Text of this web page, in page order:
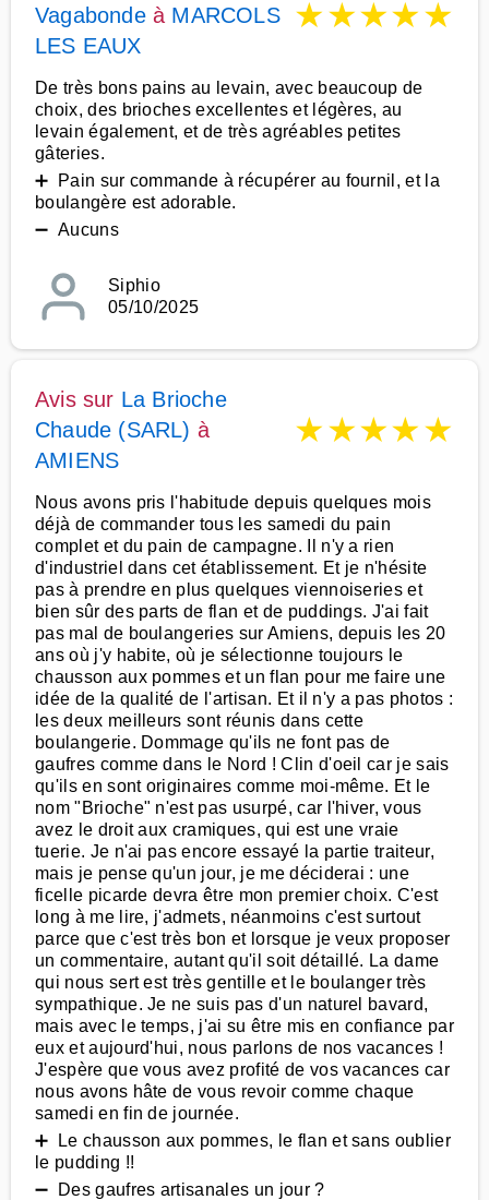
Vagabondeà MARCOLS
LES EAUX
★★★★★
De très bons pains au levain, avec beaucoup de
choix, des brioches excellentes et légères, au
levain également, et de très agréables petites
gâteries.
➕ Pain sur commande à récupérer au fournil, et la
boulangère est adorable.
➖ Aucuns
Siphio
05/10/2025
Avis sur La Brioche
Chaude (SARL) à
AMIENS
★★★★★
Nous avons pris l'habitude depuis quelques mois
déjà de commander tous les samedi du pain
complet et du pain de campagne. Il n'y a rien
d'industriel dans cet établissement. Et je n'hésite
pas à prendre en plus quelques viennoiseries et
bien sûr des parts de flan et de puddings. J'ai fait
pas mal de boulangeries sur Amiens, depuis les 20
ans où j'y habite, où je sélectionne toujours le
chausson aux pommes et un flan pour me faire une
idée de la qualité de l'artisan. Et il n'y a pas photos :
les deux meilleurs sont réunis dans cette
boulangerie. Dommage qu'ils ne font pas de
gaufres comme dans le Nord ! Clin d'oeil car je sais
qu'ils en sont originaires comme moi-même. Et le
nom "Brioche" n'est pas usurpé, car l'hiver, vous
avez le droit aux cramiques, qui est une vraie
tuerie. Je n'ai pas encore essayé la partie traiteur,
mais je pense qu'un jour, je me déciderai : une
ficelle picarde devra être mon premier choix. C'est
long à me lire, j'admets, néanmoins c'est surtout
parce que c'est très bon et lorsque je veux proposer
un commentaire, autant qu'il soit détaillé. La dame
qui nous sert est très gentille et le boulanger très
sympathique. Je ne suis pas d'un naturel bavard,
mais avec le temps, j'ai su être mis en confiance par
eux et aujourd'hui, nous parlons de nos vacances !
J'espère que vous avez profité de vos vacances car
nous avons hâte de vous revoir comme chaque
samedi en fin de journée.
➕ Le chausson aux pommes, le flan et sans oublier
le pudding !!
➖ Des gaufres artisanales un jour ?